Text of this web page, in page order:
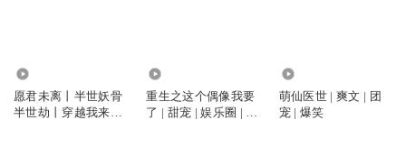
愿君未离丨半世妖骨
半世劫丨穿越我来做
重生之这个偶像我要
了 | 甜宠 | 娱乐圈 | 扮
萌仙医世 | 爽文 | 团
宠 | 爆笑